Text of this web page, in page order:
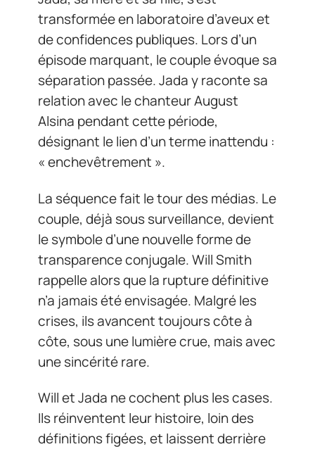
transformée en laboratoire d’aveux et
de confidences publiques. Lors d’un
épisode marquant, le couple évoque sa
séparation passée. Jada y raconte sa
relation avec le chanteur August
Alsina pendant cette période,
désignant le lien d’un terme inattendu :
« enchevêtrement ».
La séquence fait le tour des médias. Le
couple, déjà sous surveillance, devient
le symbole d’une nouvelle forme de
transparence conjugale. Will Smith
rappelle alors que la rupture définitive
n’a jamais été envisagée. Malgré les
crises, ils avancent toujours côte à
côte, sous une lumière crue, mais avec
une sincérité rare.
Will et Jada ne cochent plus les cases.
Ils réinventent leur histoire, loin des
définitions figées, et laissent derrière